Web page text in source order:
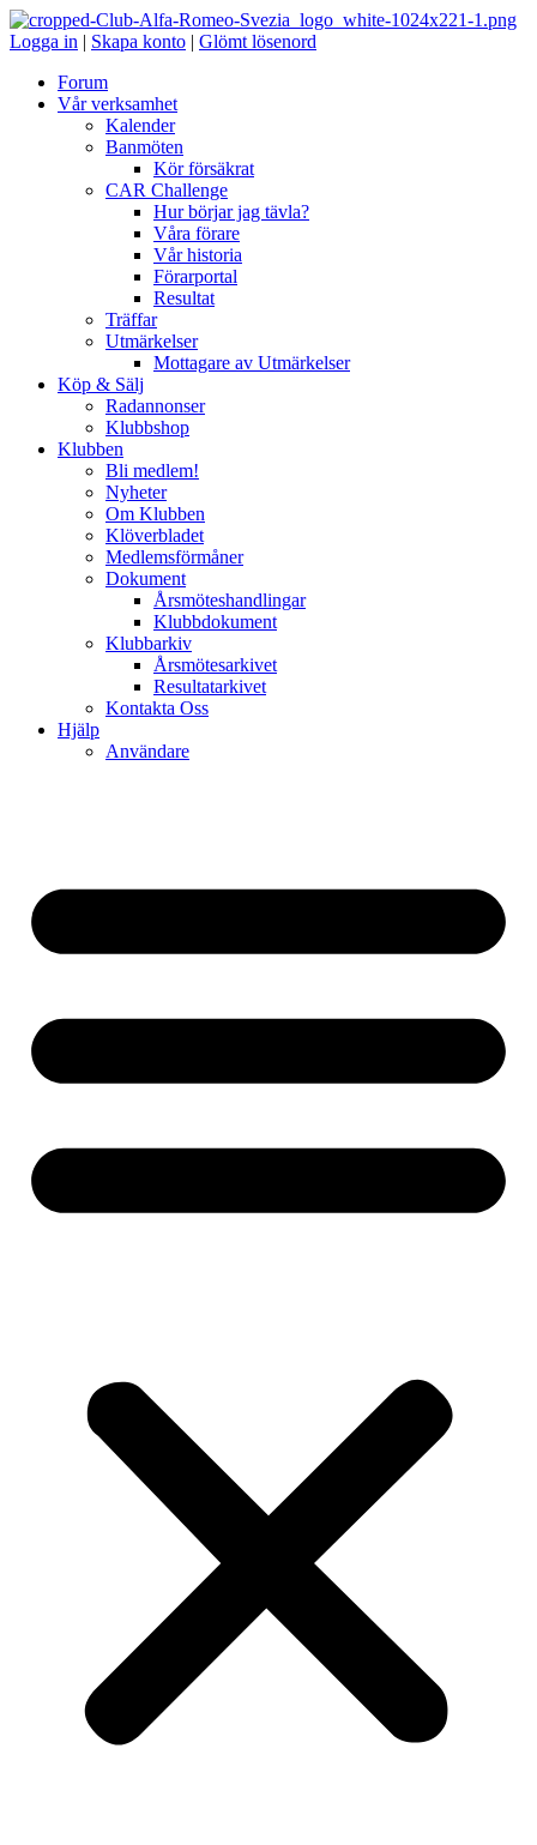
Logga in | Skapa konto | Glömt lösenord
Forum
Vår verksamhet
Kalender
Banmöten
Kör försäkrat
CAR Challenge
Hur börjar jag tävla?
Våra förare
Vår historia
Förarportal
Resultat
Träffar
Utmärkelser
Mottagare av Utmärkelser
Köp & Sälj
Radannonser
Klubbshop
Klubben
Bli medlem!
Nyheter
Om Klubben
Klöverbladet
Medlemsförmåner
Dokument
Årsmöteshandlingar
Klubbdokument
Klubbarkiv
Årsmötesarkivet
Resultatarkivet
Kontakta Oss
Hjälp
Användare